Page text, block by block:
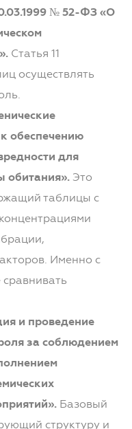
№ 52-ФЗ «О
Статья 11
осуществлять
обеспечению
для
обитания».Это
таблицы с
Именно с
и проведение
за соблюдением
Базовый
структуру и